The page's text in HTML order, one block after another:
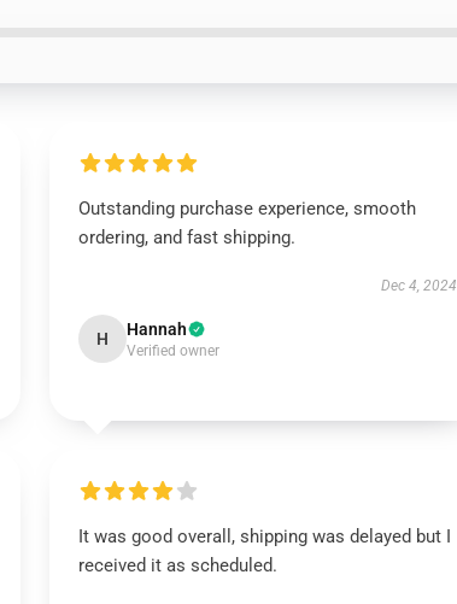
Outstanding purchase experience, smooth
ordering, and fast shipping.
Dec 4, 2024
H Hannah
Verified owner
It was good overall, shipping was delayed but I
received it as scheduled.